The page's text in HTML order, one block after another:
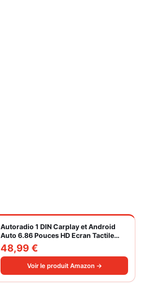
Autoradio 1 DIN Carplay et Android
Auto 6.86 Pouces HD Ecran Tactile
Poste Radio Voiture Soutien Lien
Miroir iOS/Android/Radio FM/USB/EQ
Autoradio Bluetooth Caméra de Recul
48,99 €
Voir le produit Amazon →